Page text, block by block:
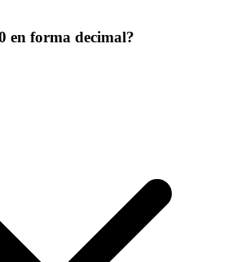
en forma decimal?